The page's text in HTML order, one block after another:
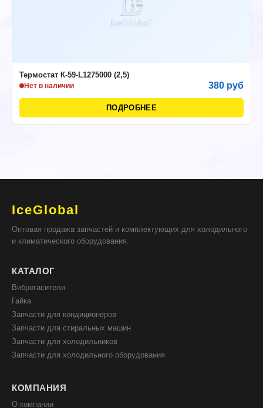
Термостат К-59-L1275000 (2,5)
Нет в наличии 380 руб
ПОДРОБНЕЕ
IceGlobal
Оптовая продажа запчастей и комплектующих для холодильного
и климатического оборудования.
КАТАЛОГ
Виброгасители
Гайка
Запчасти для кондиционеров
Запчасти для стиральных машин
Запчасти для холодильников
Запчасти для холодильного оборудования
КОМПАНИЯ
О компании